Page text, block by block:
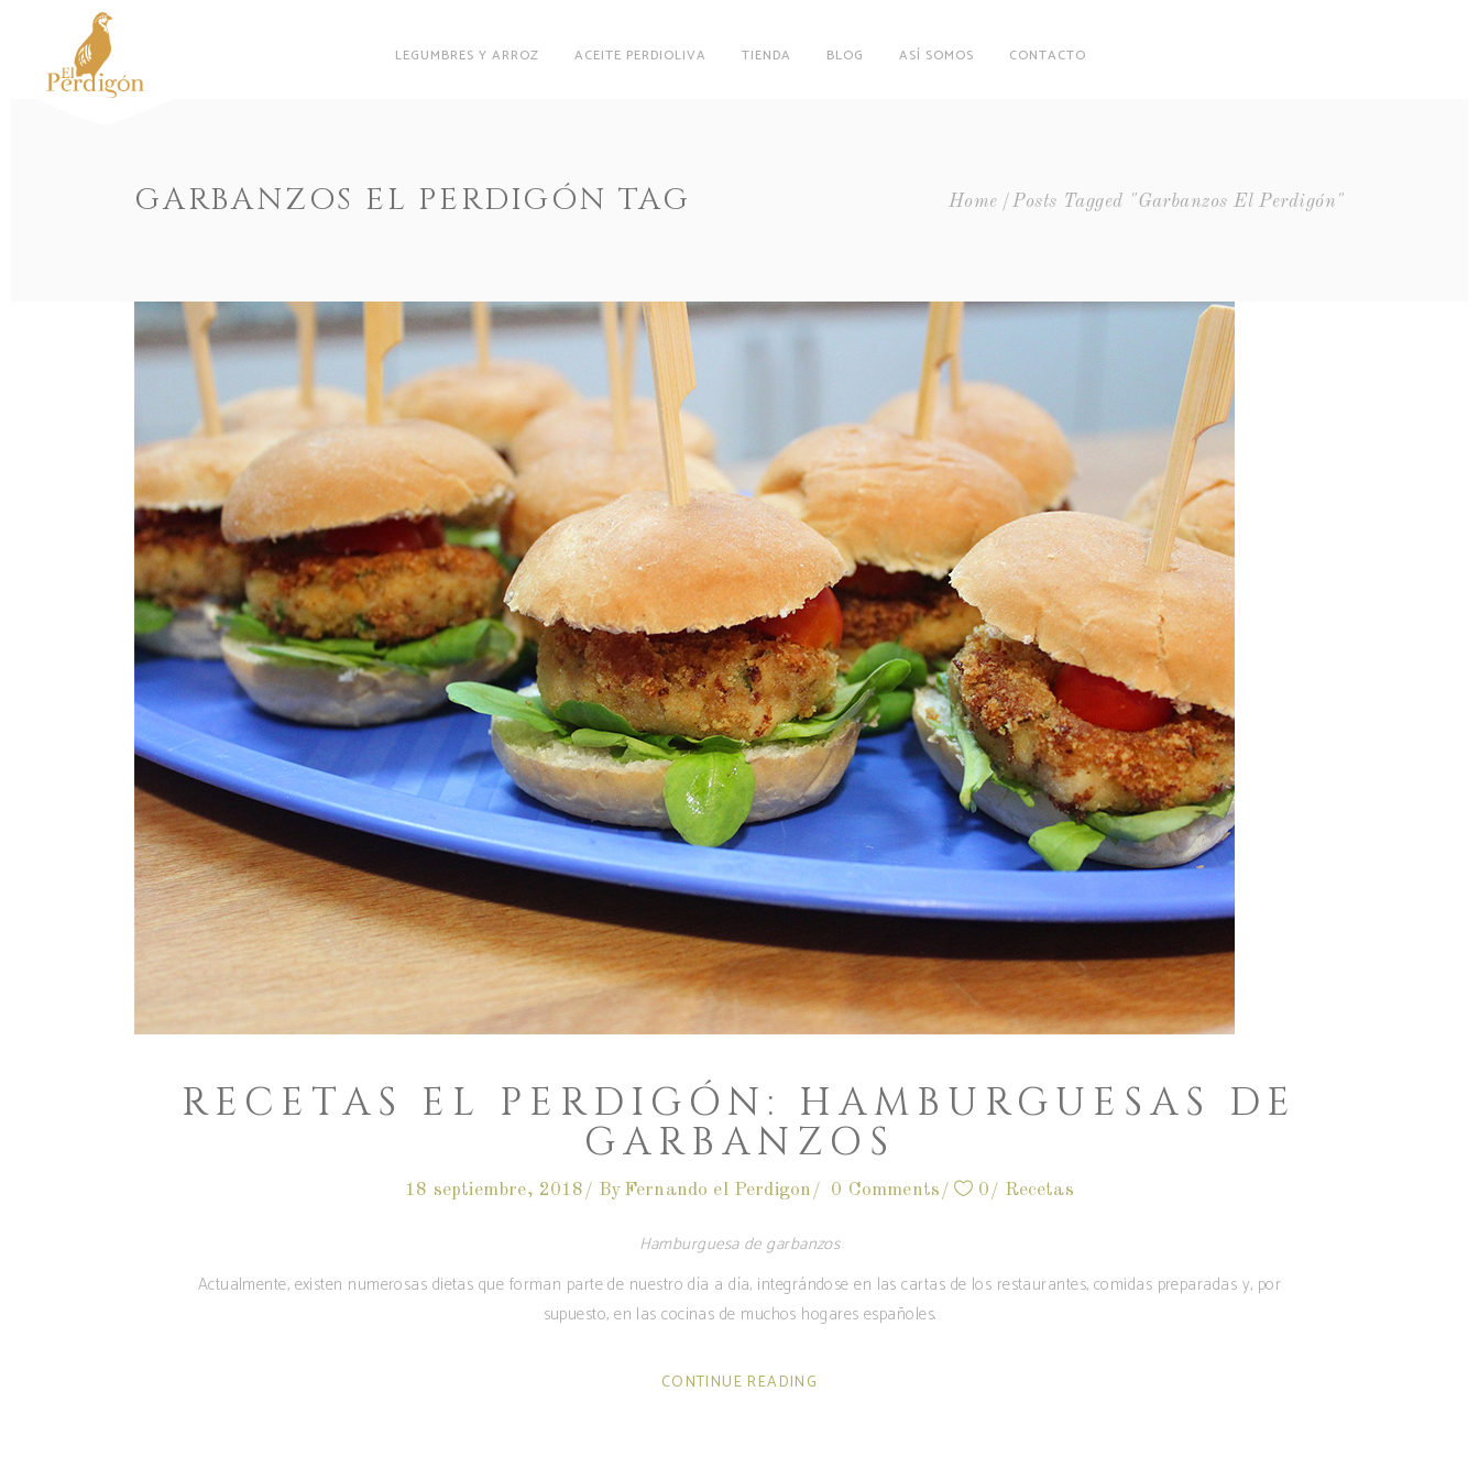
LEGUMBRES Y ARROZ ACEITE PERDIOLIVA TIENDA BLOG ASÍ SOMOS CONTACTO
GARBANZOS EL PERDIGÓN TAG Home Posts Tagged "garbanzos El Perdigón"
RECETAS EL PERDIGÓN: HAMBURGUESAS DE
GARBANZOS
18 septiembre, 2018 By Fernando el Perdigon 0 Comments 0 Recetas
Hamburguesa de garbanzos
Actualmente, existen numerosas dietas que forman parte de nuestro día a día, integrándose en las cartas de los restaurantes, comidas preparadas y, por
supuesto, en las cocinas de muchos hogares españoles.
CONTINUE READING